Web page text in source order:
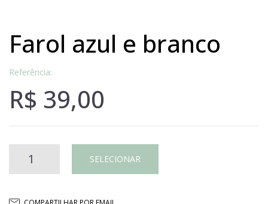
farol azul e branco
Referência:
R$ 39,00
SELECIONAR